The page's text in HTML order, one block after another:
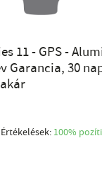
11 - GPS -
Garancia, 30
Értékelések: 100%